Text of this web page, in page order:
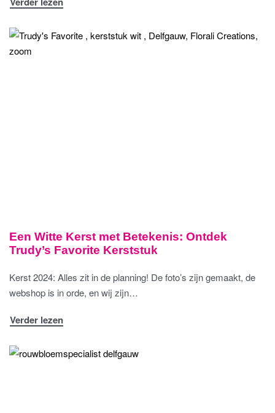
Een Witte Kerst met Betekenis: Ontdek
Trudy’s Favorite Kerststuk
Kerst 2024: Alles zit in de planning! De foto’s zijn gemaakt, de
webshop is in orde, en wij zijn…
Verder lezen